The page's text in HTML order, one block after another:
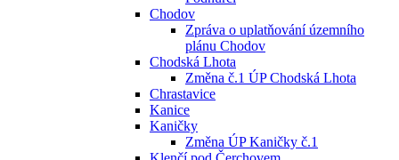
Chodov
Zpráva o uplatňování územního
plánu Chodov
Chodská Lhota
Změna č.1 ÚP Chodská Lhota
Chrastavice
Kanice
Kaničky
Změna ÚP Kaničky č.1